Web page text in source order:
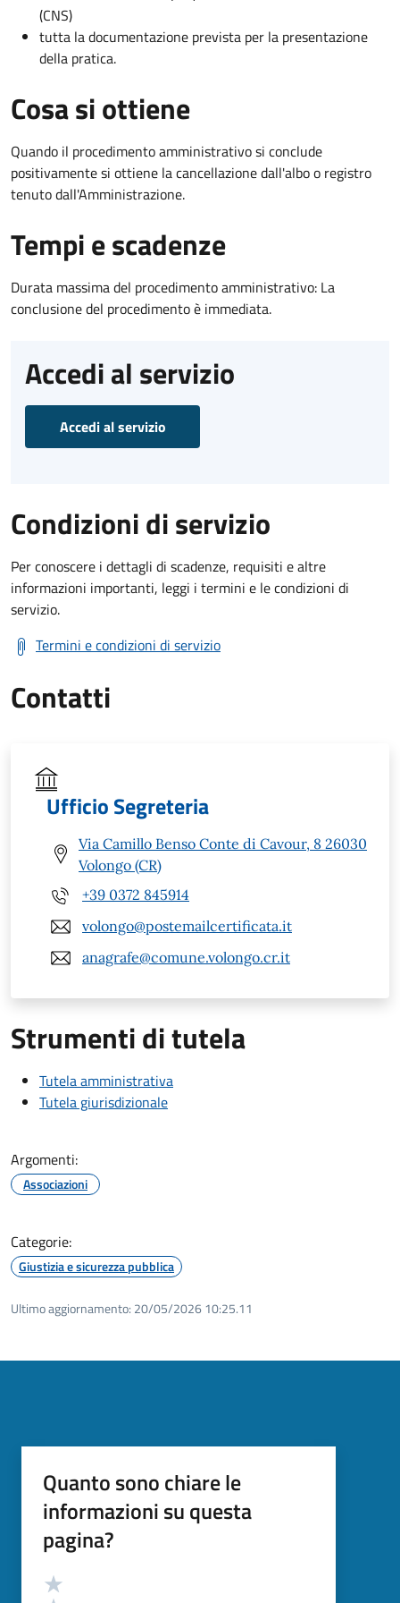
(CNS)
tutta la documentazione prevista per la presentazione
della pratica.
Cosa si ottiene
Quando il procedimento amministrativo si conclude
positivamente si ottiene la cancellazione dall'albo o registro
tenuto dall'Amministrazione.
Tempi e scadenze
Durata massima del procedimento amministrativo: La
conclusione del procedimento è immediata.
Accedi al servizio
Accedi al servizio
Condizioni di servizio
Per conoscere i dettagli di scadenze, requisiti e altre
informazioni importanti, leggi i termini e le condizioni di
servizio.
Termini e condizioni di servizio
Contatti
Ufficio Segreteria
Via Camillo Benso Conte di Cavour, 8 26030
Volongo (CR)
+39 0372 845914
volongo@postemailcertificata.it
anagrafe@comune.volongo.cr.it
Strumenti di tutela
Tutela amministrativa
Tutela giurisdizionale
Argomenti:
Associazioni
Categorie:
Giustizia e sicurezza pubblica
Ultimo aggiornamento: 20/05/2026 10:25.11
Quanto sono chiare le
informazioni su questa
pagina?
Valutazione